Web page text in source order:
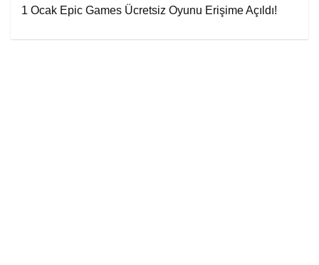
1 Ocak Epic Games Ücretsiz Oyunu Erişime Açıldı!